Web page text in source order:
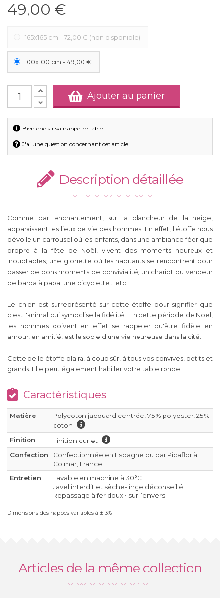
49,00 €
165x165 cm - 72,00 € (non disponible)
100x100 cm -49,00 €
Ajouter au panier
Bien choisir sa nappe de table
J'ai une question concernant cet article
Description détaillée
Comme par enchantement, sur la blancheur de la neige,
apparaissent les lieux de vie des hommes. En effet, l'étoffe nous
dévoile un carrousel où les enfants, dans une ambiance féerique
propre à la fête de Noël, vivent des moments heureux et
inoubliables; une gloriette où les habitants se rencontrent pour
passer de bons moments de convivialité; un chariot du vendeur
de barba à papa; une bicyclette... etc.
Le chien est surreprésenté sur cette étoffe pour signifier que
c'est l'animal qui symbolise la fidélité. En cette période de Noël,
les hommes doivent en effet se rappeler qu'être fidèle en
amour, en amitié, est le socle d'une vie heureuse dans la cité.
Cette belle étoffe plaira, à coup sûr, à tous vos convives, petits et
grands. Elle peut également habiller votre table ronde.
Caractéristiques
Matière
Polycoton jacquard centrée, 75% polyester, 25%
coton
Finition
Finition ourlet
Confection
Confectionnée en Espagne ou par Picaflor à
Colmar, France
Entretien
Lavable en machine à 30°C
Javel interdit et sèche-linge déconseillé
Repassage à fer doux • sur l’envers
Dimensions des nappes variables à ± 3%
Articles de la même collection